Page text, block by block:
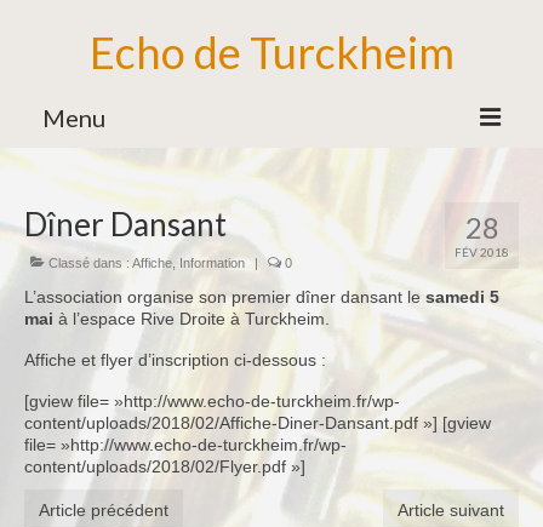
Echo de Turckheim
Menu
Association
Bureau
Bénévoles
Partenaires
Ecole de Musique
Formation Musicale
Familles d’Instruments
Vie de l’Ecole de Musique
28
FÉV 2018
Dîner Dansant
Classé dans : Affiche Information | 0
L’association organise son premier dîner dansant le samedi 5
mai à l’espace Rive Droite à Turckheim.
Affiche et flyer d’inscription ci-dessous :
[gview file= »http://www.echo-de-turckheim.fr/wp-
content/uploads/2018/02/Affiche-Diner-Dansant.pdf »] [gview
file= »http://www.echo-de-turckheim.fr/wp-
content/uploads/2018/02/Flyer.pdf »]
Article précédent Article suivant